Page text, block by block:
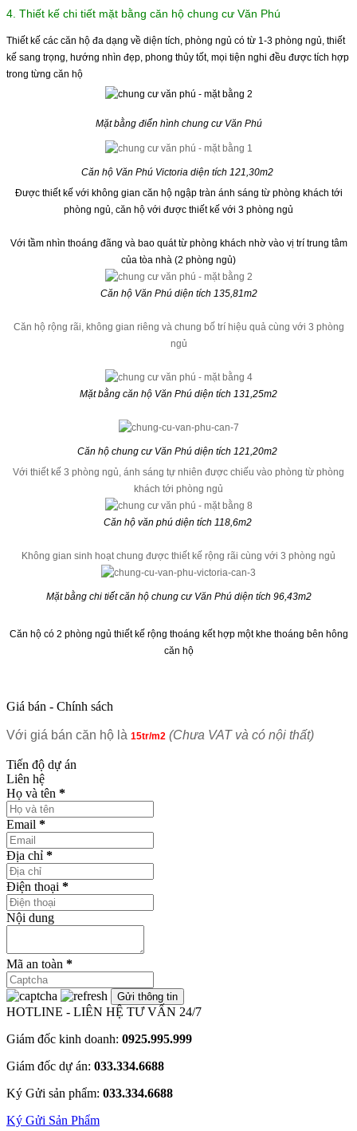
4. Thiết kế chi tiết mặt bằng căn hộ chung cư Văn Phú
Thiết kế các căn hộ đa dạng về diện tích, phòng ngủ có từ 1-3 phòng ngủ, thiết
kế sang trọng, hướng nhìn đẹp, phong thủy tốt, mọi tiện nghi đều được tích hợp
trong từng căn hộ
Mặt bằng điển hình chung cư Văn Phú
Căn hộ Văn Phú Victoria diện tích 121,30m2
Được thiết kế với không gian căn hộ ngập tràn ánh sáng từ phòng khách tới
phòng ngủ, căn hộ với được thiết kế với 3 phòng ngủ
Với tầm nhìn thoáng đãng và bao quát từ phòng khách nhờ vào vị trí trung tâm
của tòa nhà (2 phòng ngủ)
Căn hộ Văn Phú diện tích 135,81m2
Căn hộ rộng rãi, không gian riêng và chung bố trí hiệu quả cùng với 3 phòng
ngủ
Mặt bằng căn hộ Văn Phú diện tích 131,25m2
Căn hộ chung cư Văn Phú diện tích 121,20m2
Với thiết kế 3 phòng ngủ, ánh sáng tự nhiên được chiếu vào phòng từ phòng
khách tới phòng ngủ
Căn hộ văn phú diện tích 118,6m2
Không gian sinh hoạt chung được thiết kế rộng rãi cùng với 3 phòng ngủ
Mặt bằng chi tiết căn hộ chung cư Văn Phú diện tích 96,43m2
Căn hộ có 2 phòng ngủ thiết kế rộng thoáng kết hợp một khe thoáng bên hông
căn hộ
Giá bán - Chính sách
Với giá bán căn hộ là 15tr/m2 (Chưa VAT và có nội thất)
Tiến độ dự án
Liên hệ
Họ và tên *
Email *
Địa chỉ *
Điện thoại *
Nội dung
Mã an toàn *
HOTLINE - LIÊN HỆ TƯ VẤN 24/7
Giám đốc kinh doanh: 0925.995.999
Giám đốc dự án: 033.334.6688
Ký Gửi sản phẩm: 033.334.6688
Ký Gửi Sản Phẩm